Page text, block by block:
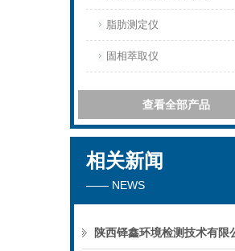
脂肪测定仪
固相萃取仪
查看全部产品
相关新闻
—— NEWS